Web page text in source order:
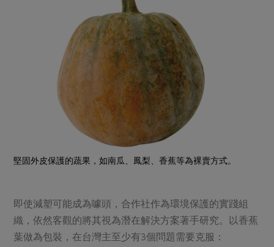
堅固外皮保護的蔬果，如南瓜、鳳梨、香蕉等為裸賣方式。
即使減塑可能成為噱頭，合作社作為環境保護的實踐組
織，依然客觀的將其視為潛在解決方案著手研究。以香蕉
葉做為包裝，在台灣主至少有3個問題需要克服：